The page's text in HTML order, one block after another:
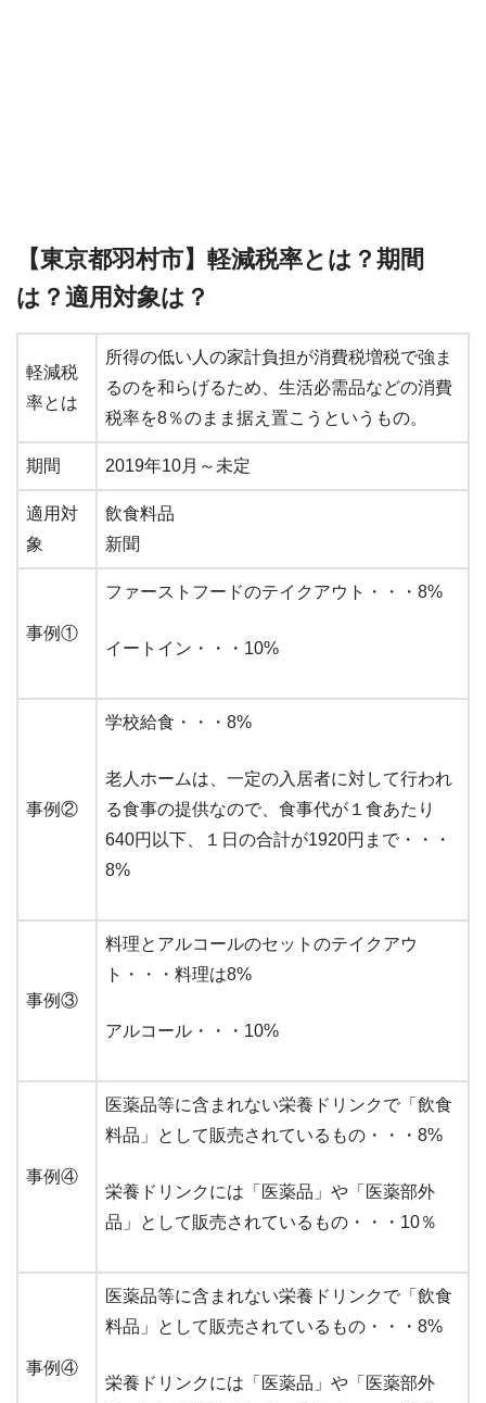
【東京都羽村市】軽減税率とは？期間
は？適用対象は？
軽減税
率とは
所得の低い人の家計負担が消費税増税で強ま
るのを和らげるため、生活必需品などの消費
税率を8％のまま据え置こうというもの。
期間 2019年10月～未定
適用対
象
飲食料品
新聞
事例①
ファーストフードのテイクアウト・・・8%
イートイン・・・10%
事例②
学校給食・・・8%
老人ホームは、一定の入居者に対して行われ
る食事の提供なので、食事代が１食あたり
640円以下、１日の合計が1920円まで・・・
8%
事例③
料理とアルコールのセットのテイクアウ
ト・・・料理は8%
アルコール・・・10%
事例④
医薬品等に含まれない栄養ドリンクで「飲食
料品」として販売されているもの・・・8%
栄養ドリンクには「医薬品」や「医薬部外
品」として販売されているもの・・・10％
事例④
医薬品等に含まれない栄養ドリンクで「飲食
料品」として販売されているもの・・・8%
栄養ドリンクには「医薬品」や「医薬部外